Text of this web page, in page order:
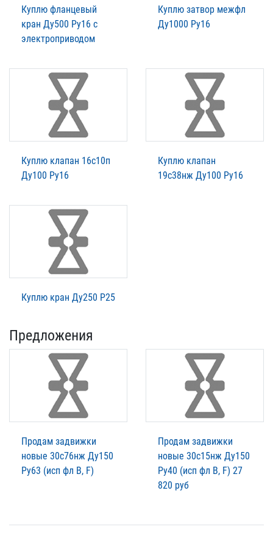
Куплю фланцевый
кран Ду500 Ру16 с
электроприводом
Куплю затвор межфл
Ду1000 Ру16
Куплю клапан 16с10п
Ду100 Ру16
Куплю клапан
19с38нж Ду100 Ру16
Куплю кран Ду250 Р25
Предложения
Продам задвижки
новые 30с76нж Ду150
Ру63 (исп фл В, F)
Продам задвижки
новые 30с15нж Ду150
Ру40 (исп фл В, F) 27
820 руб